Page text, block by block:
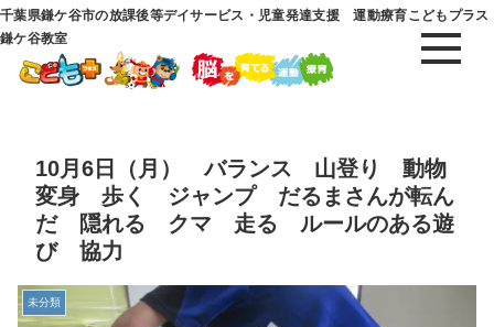
千葉県鎌ケ谷市の放課後等デイサービス・児童発達支援 運動療育こどもプラス
鎌ケ谷教室
10月6日（月） バランス 山登り 動物
変身 歩く ジャンプ だるまさんが転ん
だ 隠れる クマ 走る ルールのある遊
び 協力
未分類